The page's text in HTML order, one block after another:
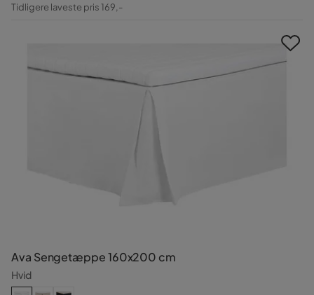
Tidligere laveste pris 169,-
Ava Sengetæppe 160x200 cm
Hvid